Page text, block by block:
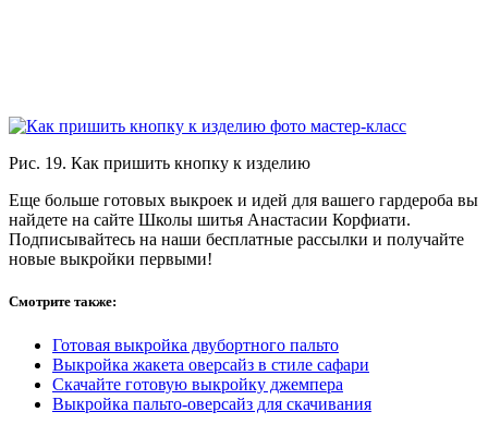
Рис. 19. Как пришить кнопку к изделию
Еще больше готовых выкроек и идей для вашего гардероба вы
найдете на сайте Школы шитья Анастасии Корфиати.
Подписывайтесь на наши бесплатные рассылки и получайте
новые выкройки первыми!
Смотрите также:
Готовая выкройка двубортного пальто
Выкройка жакета оверсайз в стиле сафари
Скачайте готовую выкройку джемпера
Выкройка пальто-оверсайз для скачивания